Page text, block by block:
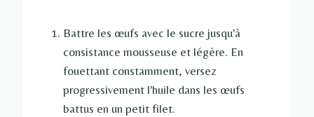
Battre les œufs avec le sucre jusqu'à
consistance mousseuse et légère. En
fouettant constamment, versez
progressivement l'huile dans les œufs
battus en un petit filet.